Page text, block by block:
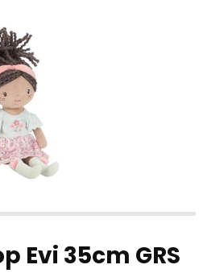
Evi 35cm GRS